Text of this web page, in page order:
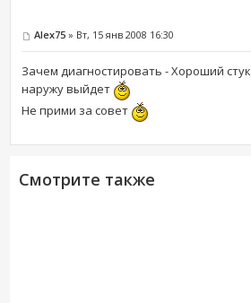
Alex75 » Вт, 15 янв 2008 16:30
Зачем диагностировать - Хороший стук
наружу выйдет
Не прими за совет
Смотрите также